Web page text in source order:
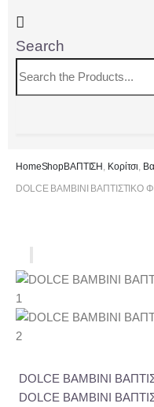
Search
HomeShopΒΑΠΤΙΣΗ , Κορίτσι,
DOLCE BAMBINI ΒΑΠΤΙΣΤΙΚΟ
DOLCE BAMBINI
DOLCE BAMBINI